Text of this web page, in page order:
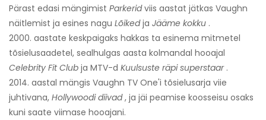
Pärast edasi mängimist Parkeridviis aastat jätkas Vaughn
näitlemist ja esines nagu Lõikedja Jääme kokku .
2000. aastate keskpaigaks hakkas ta esinema mitmetel
tõsielusaadetel, sealhulgas aasta kolmandal hooajal
Celebrity Fit Club ja MTV-d Kuulsuste räpi superstaar.
2014. aastal mängis Vaughn TV One'i tõsielusarja viie
juhtivana, Hollywoodi diivad, ja jäi peamise koosseisu osaks
kuni saate viimase hooajani.